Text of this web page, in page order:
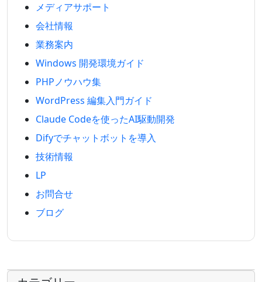
メディアサポート
会社情報
業務案内
Windows 開発環境ガイド
PHPノウハウ集
WordPress 編集入門ガイド
Claude Codeを使ったAI駆動開発
Difyでチャットボットを導入
技術情報
LP
お問合せ
ブログ